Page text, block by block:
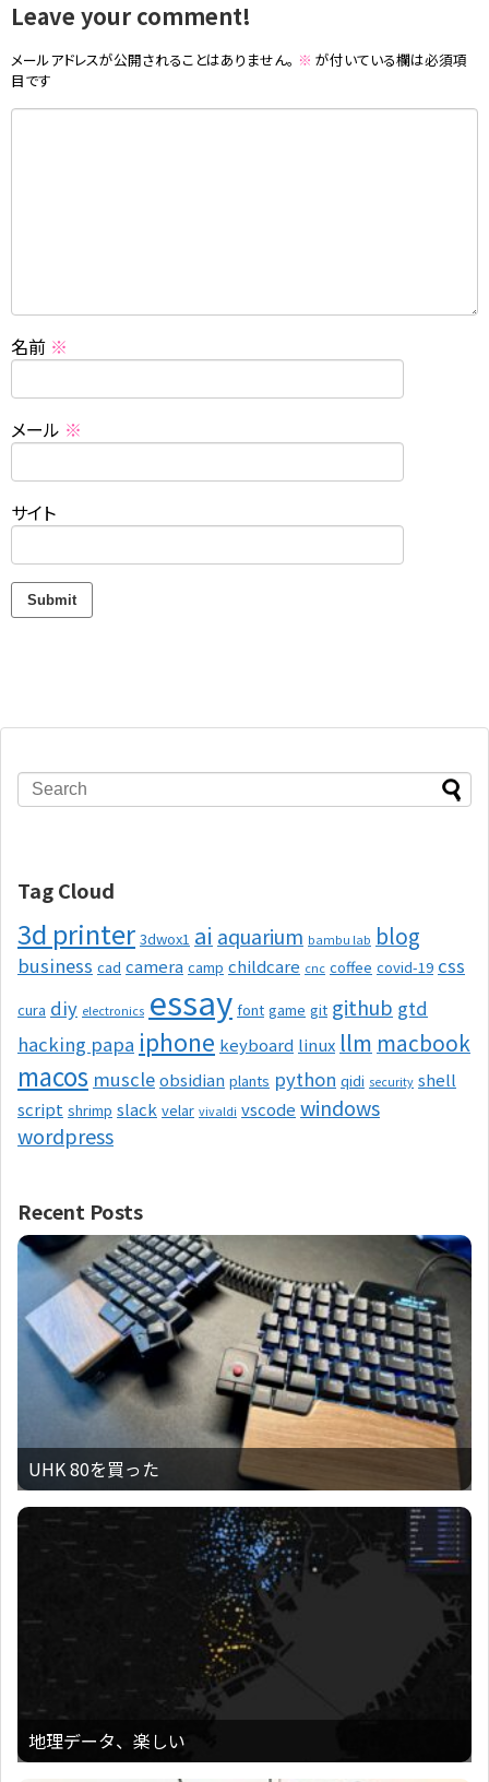
Leave your comment!
メールアドレスが公開されることはありません。 ※ が付いている欄は必須項
目です
名前 ※
メール ※
サイト
Tag Cloud
3d printer 3dwox1 ai aquarium bambu lab blog
business cad camera camp childcare cnc coffee covid-19 css
cura diy electronics essay font game git github gtd
hacking papa iphone keyboard linux llm macbook
macos muscleobsidian plants python qidi security shell
script shrimp slack velar vivaldi vscode windows
wordpress
Recent Posts
UHK 80を買った
地理データ、楽しい